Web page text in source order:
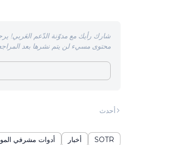
شارك رأيك مع مدوّنة الدّعم العَربي!
محتوى مسيء لن يتم نشرها بعد
أحدث
SOTR أخبار أدوات مشرفي